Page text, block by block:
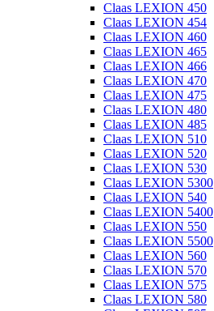
Claas LEXION 450
Claas LEXION 454
Claas LEXION 460
Claas LEXION 465
Claas LEXION 466
Claas LEXION 470
Claas LEXION 475
Claas LEXION 480
Claas LEXION 485
Claas LEXION 510
Claas LEXION 520
Claas LEXION 530
Claas LEXION 5300
Claas LEXION 540
Claas LEXION 5400
Claas LEXION 550
Claas LEXION 5500
Claas LEXION 560
Claas LEXION 570
Claas LEXION 575
Claas LEXION 580